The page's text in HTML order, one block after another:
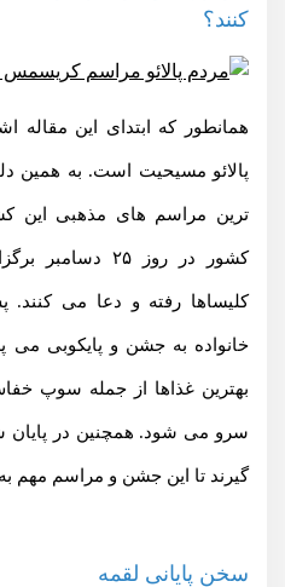
کنند؟
پالائو مسیحیت است. به همین
ترین مراسم های مذهبی این
کشور در روز ۲۵
کلیساها رفته و دعا می
خانواده به جشن و پایکوبی می
سرو می شود. همچنین در
گیرند تا این جشن و مراسم مهم
سخن پایانی لقمه